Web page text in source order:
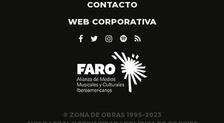
CONTACTO
WEB CORPORATIVA
© ZONA DE OBRAS 1995-2023